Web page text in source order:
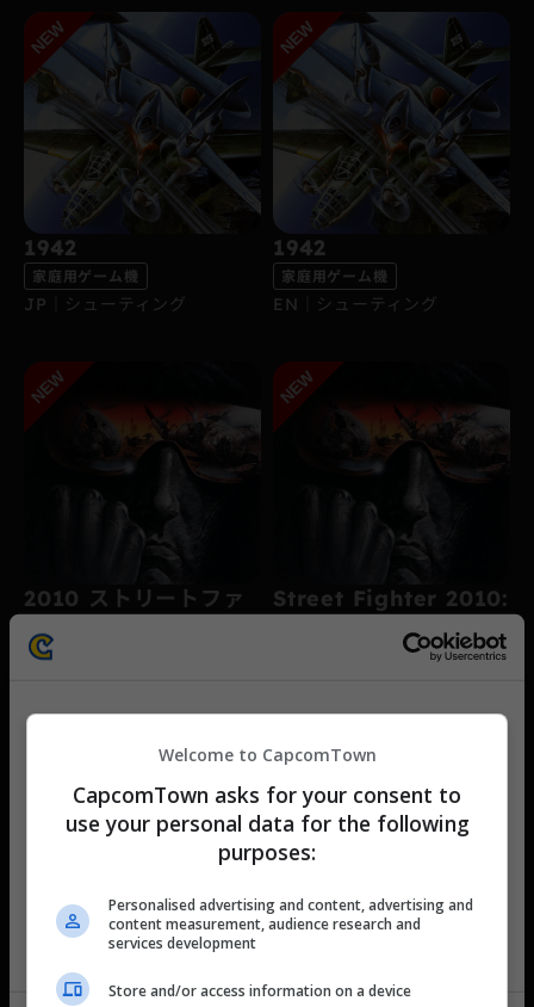
We use cookies to personalise content and ads, to
provide social media features and to analyse our traffic.
We also share information about your use of our site with
our social media, advertising and analytics partners who
provided to them or that they’ve collected from your use
of their services.
1942
家庭用ゲーム機
JP｜シューティング
1942
家庭用ゲーム機
EN｜シューティング
2010 ストリートファ
家庭用ゲーム機
Street Fighter 2010:
The Final Fight
ストリートファイター
カプコンタウンのご利用に際して
カプコンタウンをご利用いただくには「カプコンタウ
ン利用規約」および「プライバシーポリシー」への同
意が必要です。
利用規約およびプライバシーポリシーをすべてお読み
Welcome to CapcomTown
CapcomTown asks for your consent to
use your personal data for the following
purposes:
Personalised advertising and content, advertising and
content measurement, audience research and
services development
Store and/or access information on a device